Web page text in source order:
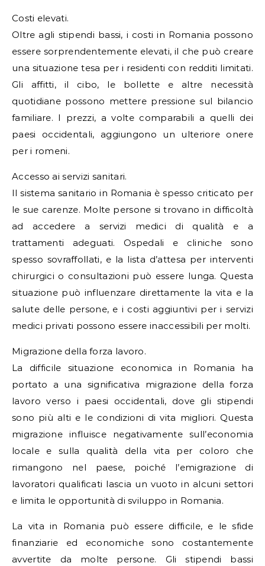
Costi elevati.
Oltre agli stipendi bassi, i costi in Romania possono
essere sorprendentemente elevati, il che può creare
una situazione tesa per i residenti con redditi limitati.
Gli affitti, il cibo, le bollette e altre necessità
quotidiane possono mettere pressione sul bilancio
familiare. I prezzi, a volte comparabili a quelli dei
paesi occidentali, aggiungono un ulteriore onere
per i romeni.
Accesso ai servizi sanitari.
Il sistema sanitario in Romania è spesso criticato per
le sue carenze. Molte persone si trovano in difficoltà
ad accedere a servizi medici di qualità e a
trattamenti adeguati. Ospedali e cliniche sono
spesso sovraffollati, e la lista d’attesa per interventi
chirurgici o consultazioni può essere lunga. Questa
situazione può influenzare direttamente la vita e la
salute delle persone, e i costi aggiuntivi per i servizi
medici privati possono essere inaccessibili per molti.
Migrazione della forza lavoro.
La difficile situazione economica in Romania ha
portato a una significativa migrazione della forza
lavoro verso i paesi occidentali, dove gli stipendi
sono più alti e le condizioni di vita migliori. Questa
migrazione influisce negativamente sull’economia
locale e sulla qualità della vita per coloro che
rimangono nel paese, poiché l’emigrazione di
lavoratori qualificati lascia un vuoto in alcuni settori
e limita le opportunità di sviluppo in Romania.
La vita in Romania può essere difficile, e le sfide
finanziarie ed economiche sono costantemente
avvertite da molte persone. Gli stipendi bassi